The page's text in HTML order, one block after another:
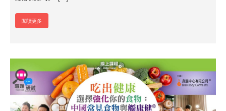
閱讀更多